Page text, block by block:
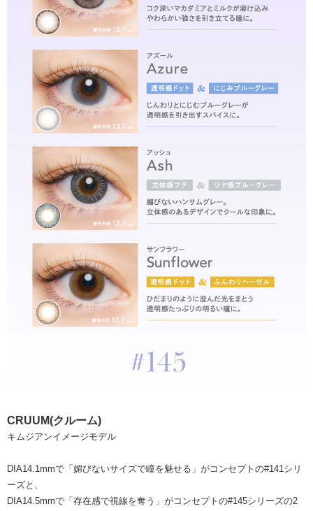
CRUUM(クルーム)
キムジアンイメージモデル
DIA14.1mmで「媚びないサイズで瞳を魅せる」がコンセプトの#141シリ
ーズと、
DIA14.5mmで「存在感で視線を奪う」がコンセプトの#145シリーズの2